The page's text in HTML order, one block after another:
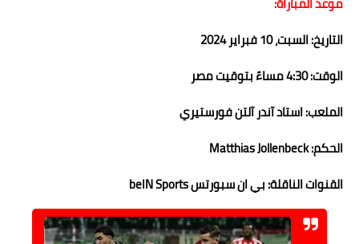
التاريخ: السبت، 10 فبراير 2024
الوقت: 4:30 مساءً بتوقيت مصر
الملعب: استاد آندر آلتن فورستيري
الحكم: Matthias Jollenbeck
القنوات الناقلة: بي ان سبورتس beIN Sports